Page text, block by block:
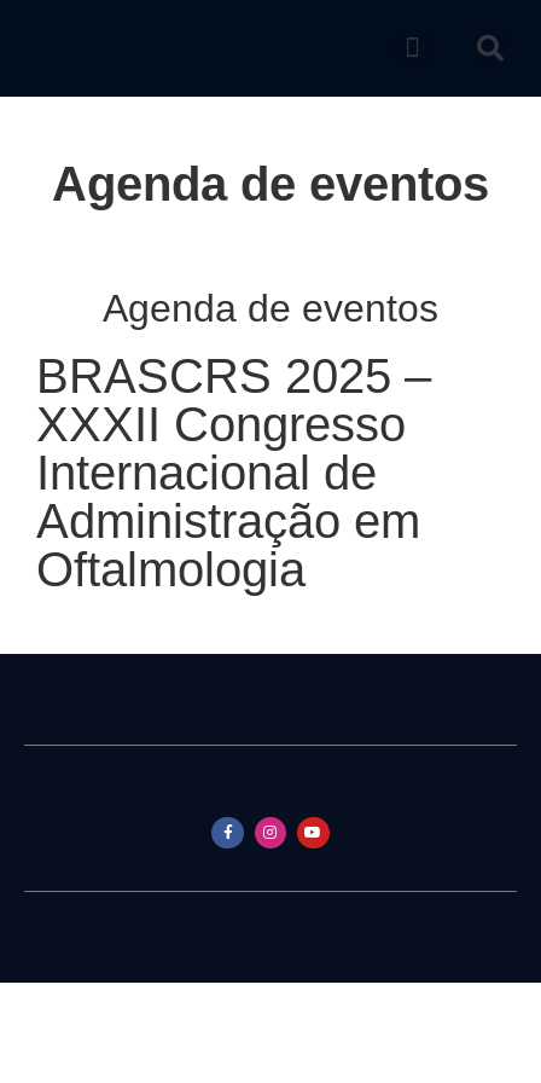
Agenda de eventos
Agenda de eventos
BRASCRS 2025 –
XXXII Congresso
Internacional de
Administração em
Oftalmologia